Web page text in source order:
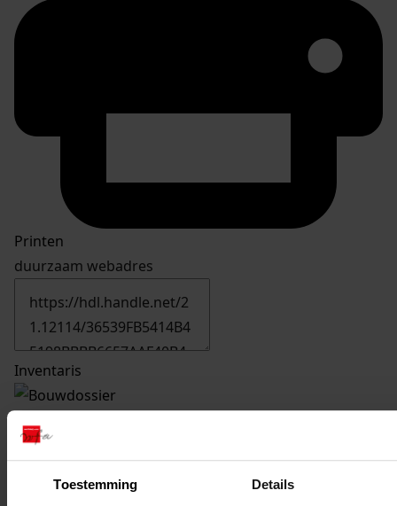
Toestemming Details
Printen
duurzaam webadres
Inventaris
Datering
Beschrijving: